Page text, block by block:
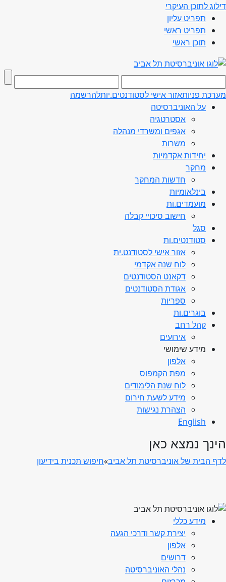
דילוג לתוכן העיקרי
תפריט עליון
תפריט ראשי
תוכן ראשי
מערכת פניותאזור אישי לסטודנטים.יותלהרשמה
על האוניברסיטה
אסטרטגיה
אגפים ומשרדי מנהלה
משרות
יחידות אקדמיות
מחקר
חדשות המחקר
בינלאומיות
מועמדים.ות
חישוב סיכויי קבלה
סגל
סטודנטים.ות
אזור אישי לסטודנט.ית
לוח שנה אקדמי
דקאנט הסטודנטים
אגודת הסטודנטים
ספריות
בוגרים.ות
קהל רחב
אירועים
מידע שימושי
אלפון
מפת הקמפוס
לוח שנת הלימודים
מידע לשעת חירום
הצהרת נגישות
English
הינך נמצא כאן
לדף הבית של אוניברסיטת תל אביב»חיפוש תכנית בידיעון
מידע כללי
יצירת קשר ודרכי הגעה
אלפון
דרושים
נהלי האוניברסיטה